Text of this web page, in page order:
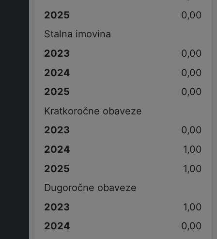
0,00
Stalna imovina
0,00
0,00
0,00
Kratkoročne obaveze
0,00
1,00
1,00
Dugoročne obaveze
1,00
0,00